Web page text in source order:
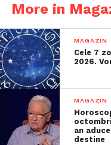
More in
MAGAZIN
Cele 7
2026.
MAGAZIN
an
destine